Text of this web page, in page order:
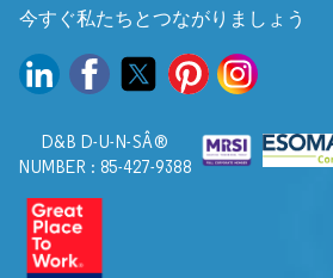
今すぐ私たちとつながりましょう
D&B D-U-N-SÂ®
NUMBER : 85-427-9388